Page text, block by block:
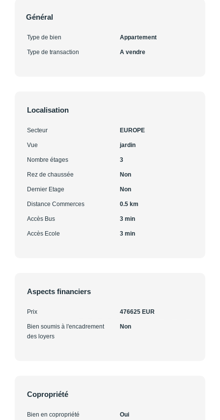
Général
Type de bien Appartement
Type de transaction A vendre
Localisation
Secteur EUROPE
Vue jardin
Nombre étages 3
Rez de chaussée Non
Dernier Etage Non
Distance Commerces 0.5 km
Accès Bus 3 min
Accès Ecole 3 min
Aspects financiers
Prix 476625 EUR
Bien soumis à l'encadrement
des loyers
Non
Copropriété
Bien en copropriété Oui